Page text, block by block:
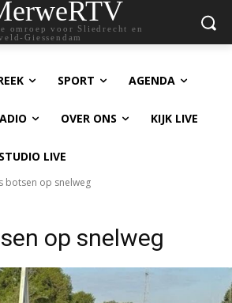
omroep voor Sliedrecht en
Giessendam
SPORT AGENDA
OVER ONS KIJK LIVE
STUDIO LIVE
botsen op snelweg
op snelweg